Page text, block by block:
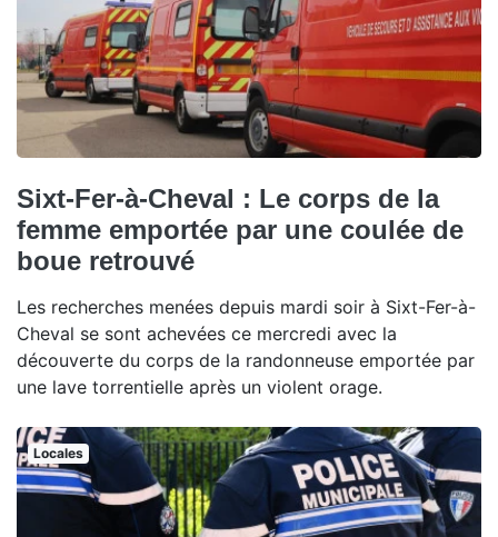
Sixt-Fer-à-Cheval : Le corps de la
femme emportée par une coulée de
boue retrouvé
Les recherches menées depuis mardi soir à Sixt-Fer-à-
Cheval se sont achevées ce mercredi avec la
découverte du corps de la randonneuse emportée par
une lave torrentielle après un violent orage.
Locales